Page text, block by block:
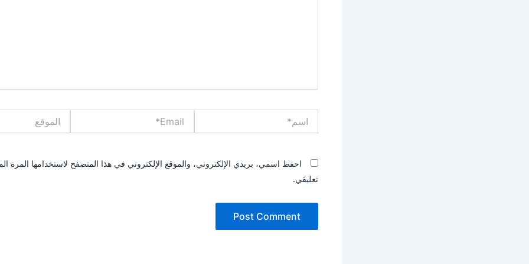
احفظ اسمي، بريدي الإلكتروني، والموقع الإلكتروني في هذا المتصفح لاستخدامها المرة
تعليقي.